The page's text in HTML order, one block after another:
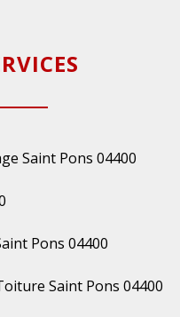
Saint Pons 04400
Pons 04400
Saint Pons 04400